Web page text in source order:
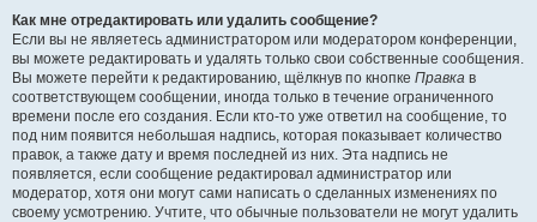
Как мне отредактировать или удалить сообщение?
Если вы не являетесь администратором или модератором конференции,
вы можете редактировать и удалять только свои собственные сообщения.
Вы можете перейти к редактированию, щёлкнув по кнопке Правка в
соответствующем сообщении, иногда только в течение ограниченного
времени после его создания. Если кто-то уже ответил на сообщение, то
под ним появится небольшая надпись, которая показывает количество
правок, а также дату и время последней из них. Эта надпись не
появляется, если сообщение редактировал администратор или
модератор, хотя они могут сами написать о сделанных изменениях по
своему усмотрению. Учтите, что обычные пользователи не могут удалить